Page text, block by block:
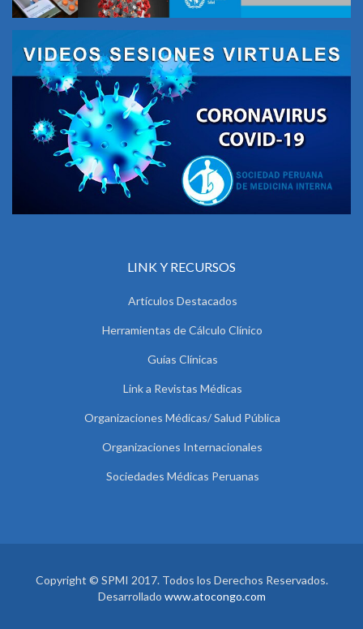
LINK Y RECURSOS
Artículos Destacados
Herramientas de Cálculo Clínico
Guías Clínicas
Link a Revistas Médicas
Organizaciones Médicas/ Salud Pública
Organizaciones Internacionales
Sociedades Médicas Peruanas
Copyright © SPMI 2017. Todos los Derechos Reservados.
Desarrollado www.atocongo.com